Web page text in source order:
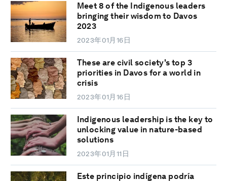
Meet 8 of the Indigenous leaders
bringing their wisdom to Davos
2023
2023年01月16日
These are civil society's top 3
priorities in Davos for a world in
crisis
2023年01月16日
Indigenous leadership is the key to
unlocking value in nature-based
solutions
2023年01月11日
Este principio indígena podría